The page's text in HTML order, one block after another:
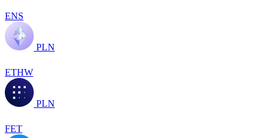
ENS
PLN
ETHW
PLN
FET